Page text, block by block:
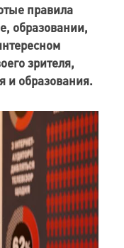
правила
образовании,
зрителя,
и образования.